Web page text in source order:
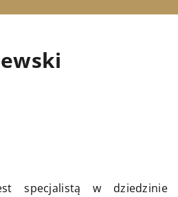
specjalistą w dziedzinie